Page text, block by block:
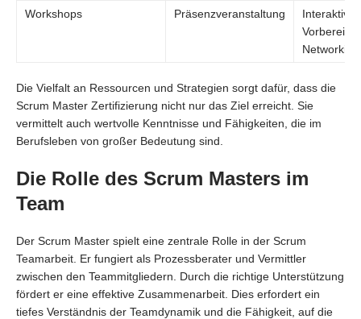
Workshops Präsenzveranstaltung
Interaktive
Networking
Die Vielfalt an Ressourcen und Strategien sorgt dafür, dass die
Scrum Master Zertifizierung nicht nur das Ziel erreicht. Sie
vermittelt auch wertvolle Kenntnisse und Fähigkeiten, die im
Berufsleben von großer Bedeutung sind.
Die Rolle des Scrum Masters im
Team
Der Scrum Master spielt eine zentrale Rolle in der Scrum
Teamarbeit. Er fungiert als Prozessberater und Vermittler
zwischen den Teammitgliedern. Durch die richtige Unterstützung
fördert er eine effektive Zusammenarbeit. Dies erfordert ein
tiefes Verständnis der Teamdynamik und die Fähigkeit, auf die